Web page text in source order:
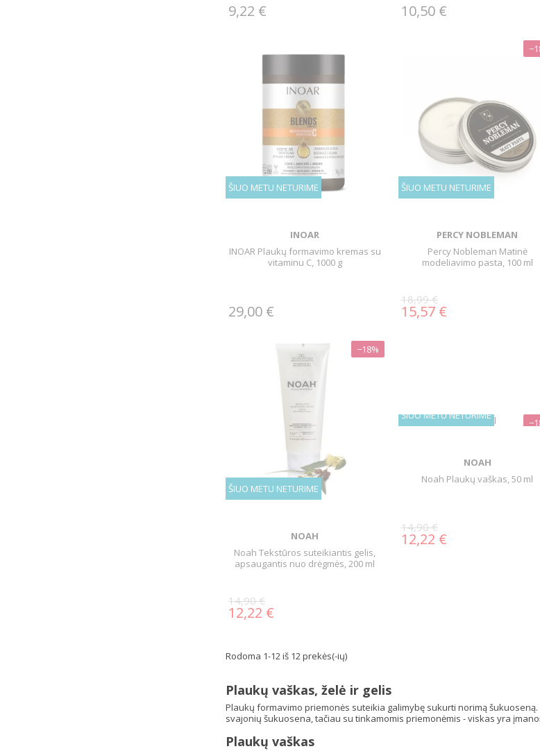
9,22 € 10,50 €
ŠIUO METU NETURIME
INOAR
INOAR Plaukų formavimo kremas su
vitaminu C, 1000 g
29,00 €
ŠIUO METU NETURIME
PERCY NOBLEMAN
Percy Nobleman Matinė
modeliavimo pasta, 100 ml
18,99 €
15,57 €
ŠIUO METU NETURIME
−18%
NOAH
Noah Tekstūros suteikiantis gelis,
apsaugantis nuo drėgmės, 200 ml
14,90 €
12,22 €
ŠIUO METU NETURIME
NOAH
Noah Plaukų vaškas, 50 ml
14,90 €
12,22 €
Rodoma 1-12 iš 12 prekės(-ių)
Plaukų vaškas, želė ir gelis
Plaukų formavimo priemonės suteikia galimybę sukurti norimą
svajonių šukuosena, tačiau su tinkamomis priemonėmis - viskas yra
Plaukų vaškas